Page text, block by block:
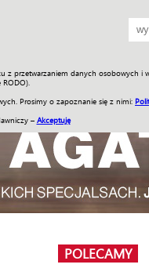
z przetwarzaniem danych osobowych i
Prosimy o zapoznanie się z nimi:
– Akceptuję
SKLEP
POLECAMY